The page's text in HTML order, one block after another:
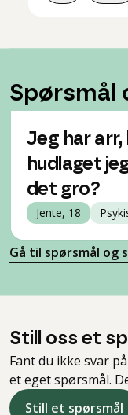
Spørsmål
Jeg har
hudlaget
det gro?
Jente, 18
Gå til spørsmål og
Still oss et
Fant du ikke svar
et eget spørsmål.
Still et spørsmål